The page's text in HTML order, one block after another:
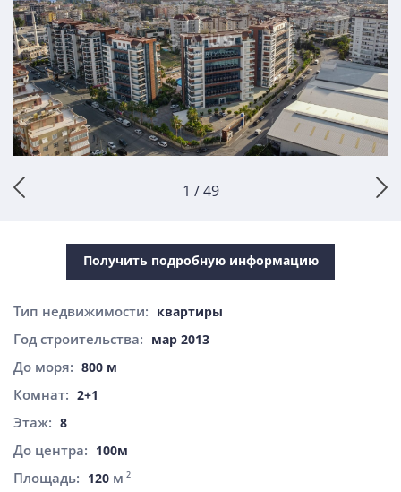
1 / 49
Получить подробную информацию
Тип недвижимости: квартиры
Год строительства: мар 2013
До моря: 800 м
Комнат: 2+1
Этаж: 8
До центра: 100м
Площадь: 120 м 2